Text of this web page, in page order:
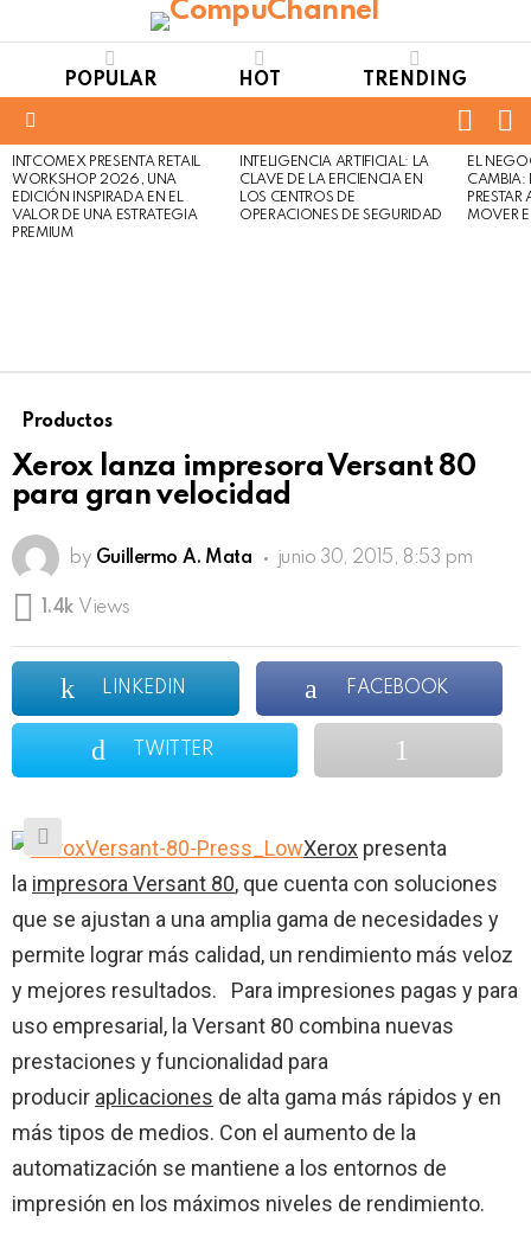
POPULAR HOT TRENDING
LATEST
STORIES
INTCOMEX PRESENTA RETAIL
WORKSHOP 2026, UNA
EDICIÓN INSPIRADA EN EL
VALOR DE UNA ESTRATEGIA
PREMIUM
INTELIGENCIA ARTIFICIAL: LA
CLAVE DE LA EFICIENCIA EN
LOS CENTROS DE
OPERACIONES DE SEGURIDAD
EL
CAMBIA:
MOVER
Productos
Xerox lanza impresora Versant 80
para gran velocidad
by Guillermo A. Mata junio 30, 2015, 8:53 pm
1.4k Views
LINKEDIN FACEBOOK
TWITTER
Xerox presenta
la impresora Versant 80, que cuenta con soluciones
que se ajustan a una amplia gama de necesidades y
permite lograr más calidad, un rendimiento más veloz
y mejores resultados. Para impresiones pagas y para
uso empresarial, la Versant 80 combina nuevas
prestaciones y funcionalidad para
producir aplicaciones de alta gama más rápidos y en
más tipos de medios. Con el aumento de la
automatización se mantiene a los entornos de
impresión en los máximos niveles de rendimiento.